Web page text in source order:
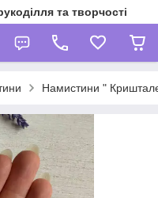
та творчості
Намистини "